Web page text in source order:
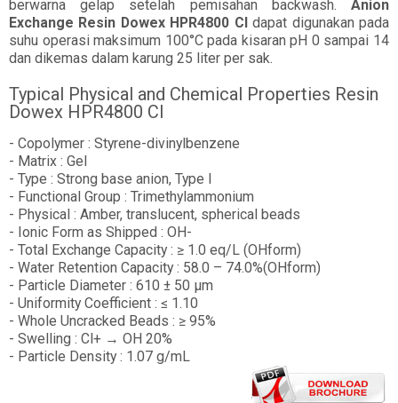
berwarna gelap setelah pemisahan backwash. Anion
Exchange Resin Dowex HPR4800 Cl dapat digunakan pada
suhu operasi maksimum 100°C pada kisaran pH 0 sampai 14
dan dikemas dalam karung 25 liter per sak.
Typical Physical and Chemical Properties Resin
Dowex HPR4800 Cl
- Copolymer : Styrene-divinylbenzene
- Matrix : Gel
- Type : Strong base anion, Type I
- Functional Group : Trimethylammonium
- Physical : Amber, translucent, spherical beads
- Ionic Form as Shipped : OH-
- Total Exchange Capacity : ≥ 1.0 eq/L (OHform)
- Water Retention Capacity : 58.0 – 74.0%(OHform)
- Particle Diameter : 610 ± 50 µm
- Uniformity Coefficient : ≤ 1.10
- Whole Uncracked Beads : ≥ 95%
- Swelling : Cl+ → OH 20%
- Particle Density : 1.07 g/mL